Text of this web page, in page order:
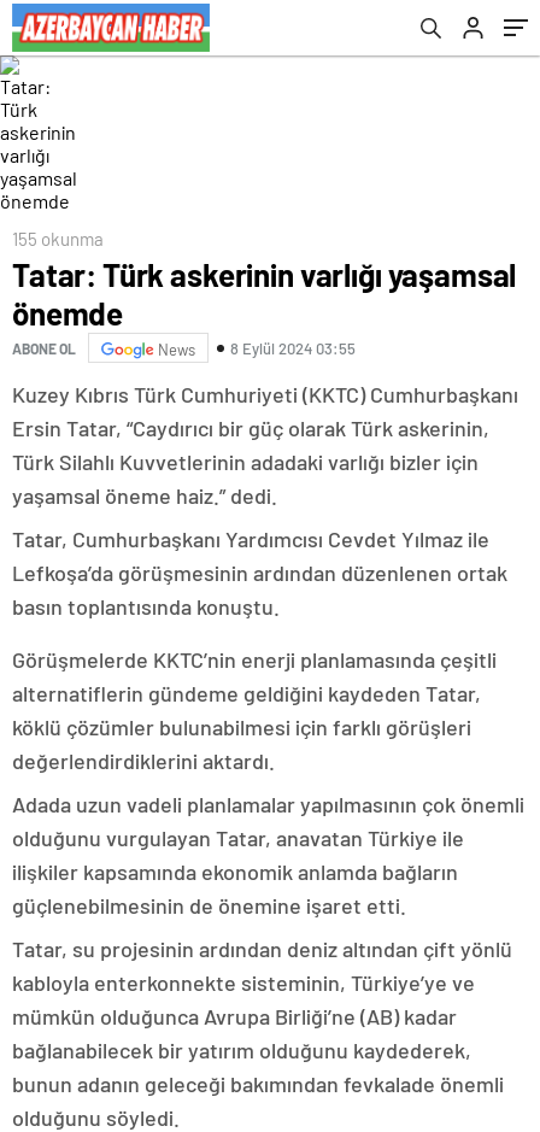
155 okunma
Tatar: Türk askerinin varlığı yaşamsal
önemde
ABONE OL News 8 Eylül 2024 03:55
Kuzey Kıbrıs Türk Cumhuriyeti (KKTC) Cumhurbaşkanı
Ersin Tatar, “Caydırıcı bir güç olarak Türk askerinin,
Türk Silahlı Kuvvetlerinin adadaki varlığı bizler için
yaşamsal öneme haiz.” dedi.
Tatar, Cumhurbaşkanı Yardımcısı Cevdet Yılmaz ile
Lefkoşa’da görüşmesinin ardından düzenlenen ortak
basın toplantısında konuştu.
Görüşmelerde KKTC’nin enerji planlamasında çeşitli
alternatiflerin gündeme geldiğini kaydeden Tatar,
köklü çözümler bulunabilmesi için farklı görüşleri
değerlendirdiklerini aktardı.
Adada uzun vadeli planlamalar yapılmasının çok önemli
olduğunu vurgulayan Tatar, anavatan Türkiye ile
ilişkiler kapsamında ekonomik anlamda bağların
güçlenebilmesinin de önemine işaret etti.
Tatar, su projesinin ardından deniz altından çift yönlü
kabloyla enterkonnekte sisteminin, Türkiye’ye ve
mümkün olduğunca Avrupa Birliği’ne (AB) kadar
bağlanabilecek bir yatırım olduğunu kaydederek,
bunun adanın geleceği bakımından fevkalade önemli
olduğunu söyledi.